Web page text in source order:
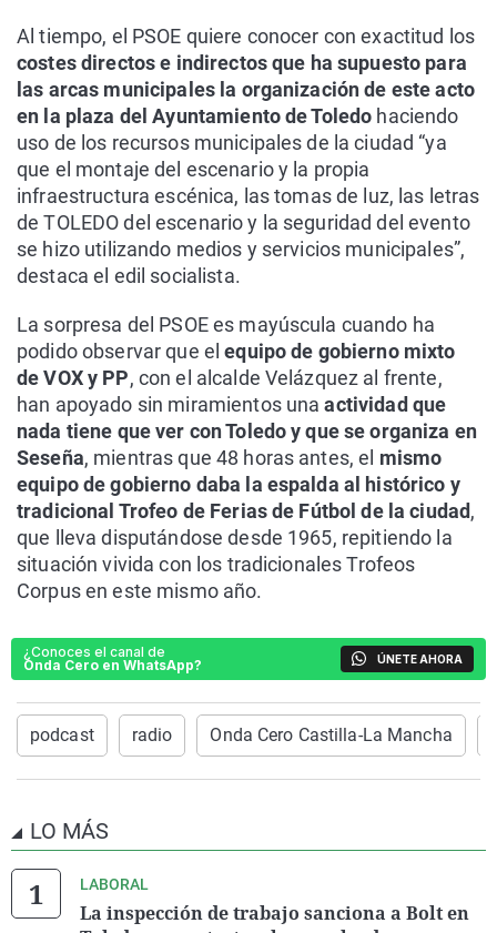
Al tiempo, el PSOE quiere conocer con exactitud los
costes directos e indirectos que ha supuesto para
las arcas municipales la organización de este acto
en la plaza del Ayuntamiento de Toledo haciendo
uso de los recursos municipales de la ciudad “ya
que el montaje del escenario y la propia
infraestructura escénica, las tomas de luz, las letras
de TOLEDO del escenario y la seguridad del evento
se hizo utilizando medios y servicios municipales”,
destaca el edil socialista.
La sorpresa del PSOE es mayúscula cuando ha
podido observar que el equipo de gobierno mixto
de VOX y PP, con el alcalde Velázquez al frente,
han apoyado sin miramientos unaactividad que
nada tiene que ver con Toledo y que se organiza en
Seseña, mientras que 48 horas antes, el mismo
equipo de gobierno daba la espalda al histórico y
tradicional Trofeo de Ferias de Fútbol de la ciudad,
que lleva disputándose desde 1965, repitiendo la
situación vivida con los tradicionales Trofeos
Corpus en este mismo año.
¿Conoces el canal de
Onda Cero en WhatsApp?
ÚNETE AHORA
podcast radio Onda Cero Castilla-La Mancha
LO MÁS
LABORAL
La inspección de trabajo sanciona a Bolt en